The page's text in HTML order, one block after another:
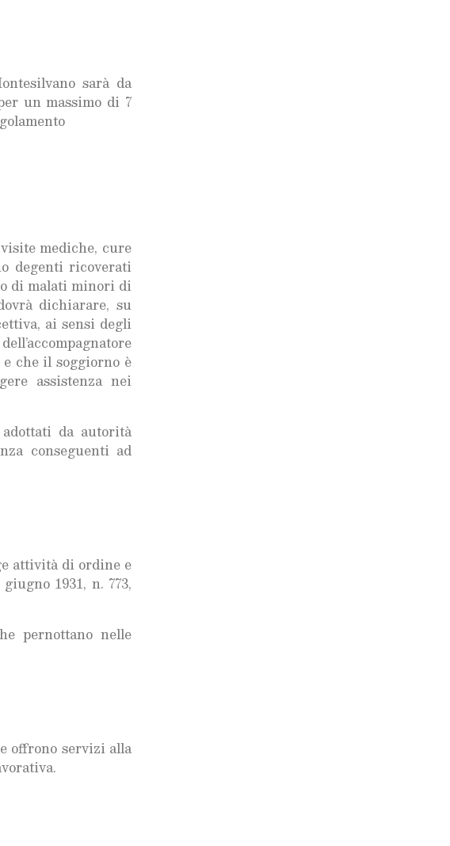
sarà da
un massimo di 7
mediche, cure
degenti ricoverati
di malati minori di
dichiarare, su
ai sensi degli
che il soggiorno è
assistenza nei
da autorità
conseguenti ad
attività di ordine e
1931, n. 773,
pernottano nelle
offrono servizi alla